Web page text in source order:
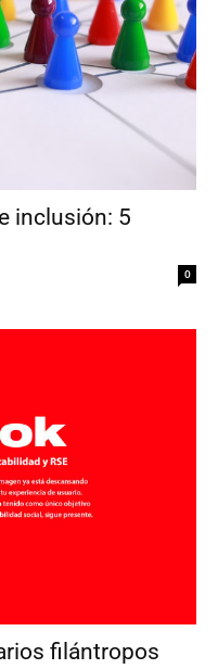
inclusión: 5
0
filántropos